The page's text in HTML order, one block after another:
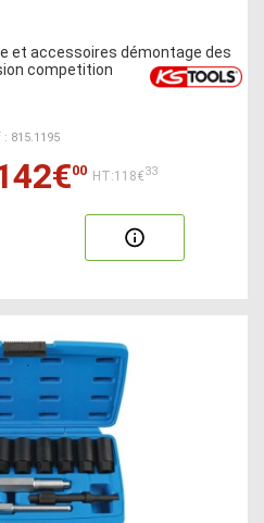
et accessoires démontage des
competition
: 815.1195
00 HT:118€33